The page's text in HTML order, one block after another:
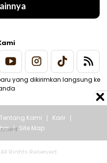
yang dikirimkan langsung ke
Tentang Kami
Karir
Site Map
Rights Reserved.